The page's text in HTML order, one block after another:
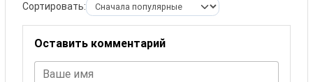
Сортировать:
Оставить комментарий
Ваше имя